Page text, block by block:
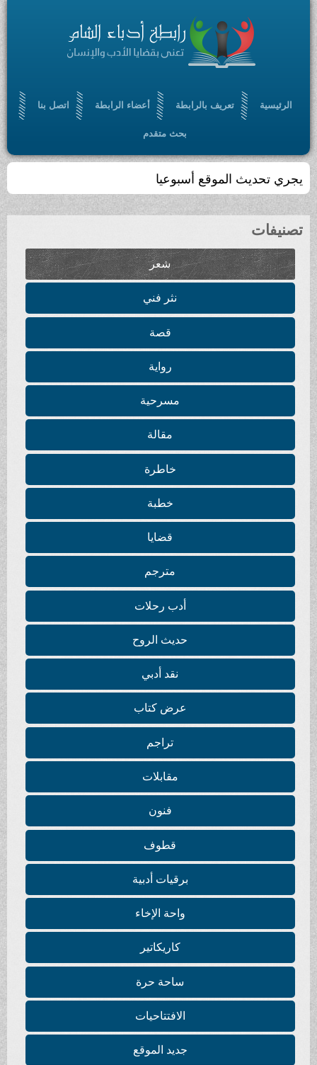
الرئيسية تعريف بالرابطة أعضاء الرابطة اتصل بنا
بحث متقدم
يجري تحديث الموقع أسبوعيا
تصنيفات
شعر
نثر فني
قصة
رواية
مسرحية
مقالة
خاطرة
خطبة
قضايا
مترجم
أدب رحلات
حديث الروح
نقد أدبي
عرض كتاب
تراجم
مقابلات
فنون
قطوف
برقيات أدبية
واحة الإخاء
كاريكاتير
ساحة حرة
الافتتاحيات
جديد الموقع